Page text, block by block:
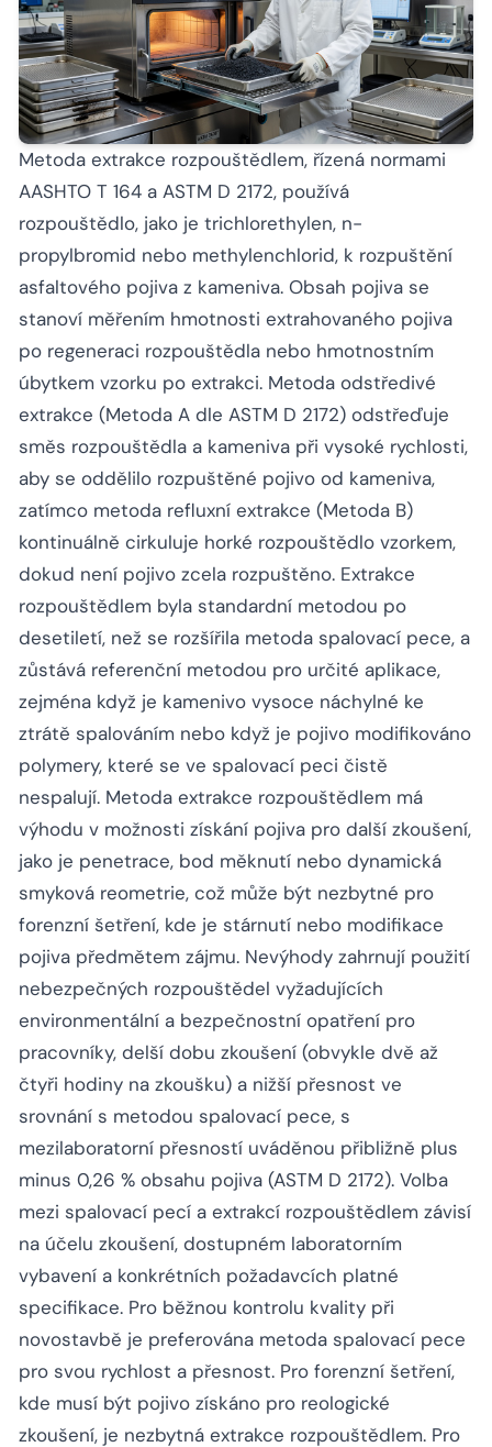
Metoda extrakce rozpouštědlem, řízená normami
AASHTO T 164 a ASTM D 2172, používá
rozpouštědlo, jako je trichlorethylen, n-
propylbromid nebo methylenchlorid, k rozpuštění
asfaltového pojiva z kameniva. Obsah pojiva se
stanoví měřením hmotnosti extrahovaného pojiva
po regeneraci rozpouštědla nebo hmotnostním
úbytkem vzorku po extrakci. Metoda odstředivé
extrakce (Metoda A dle ASTM D 2172) odstřeďuje
směs rozpouštědla a kameniva při vysoké rychlosti,
aby se oddělilo rozpuštěné pojivo od kameniva,
zatímco metoda refluxní extrakce (Metoda B)
kontinuálně cirkuluje horké rozpouštědlo vzorkem,
dokud není pojivo zcela rozpuštěno. Extrakce
rozpouštědlem byla standardní metodou po
desetiletí, než se rozšířila metoda spalovací pece, a
zůstává referenční metodou pro určité aplikace,
zejména když je kamenivo vysoce náchylné ke
ztrátě spalováním nebo když je pojivo modifikováno
polymery, které se ve spalovací peci čistě
nespalují. Metoda extrakce rozpouštědlem má
výhodu v možnosti získání pojiva pro další zkoušení,
jako je penetrace, bod měknutí nebo dynamická
smyková reometrie, což může být nezbytné pro
forenzní šetření, kde je stárnutí nebo modifikace
pojiva předmětem zájmu. Nevýhody zahrnují použití
nebezpečných rozpouštědel vyžadujících
environmentální a bezpečnostní opatření pro
pracovníky, delší dobu zkoušení (obvykle dvě až
čtyři hodiny na zkoušku) a nižší přesnost ve
srovnání s metodou spalovací pece, s
mezilaboratorní přesností uváděnou přibližně plus
minus 0,26 % obsahu pojiva (ASTM D 2172). Volba
mezi spalovací pecí a extrakcí rozpouštědlem závisí
na účelu zkoušení, dostupném laboratorním
vybavení a konkrétních požadavcích platné
specifikace. Pro běžnou kontrolu kvality při
novostavbě je preferována metoda spalovací pece
pro svou rychlost a přesnost. Pro forenzní šetření,
kde musí být pojivo získáno pro reologické
zkoušení, je nezbytná extrakce rozpouštědlem. Pro